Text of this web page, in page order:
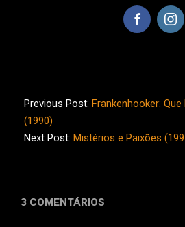
02-
14
Previous Post: Frankenhooker:
(1990)
Next Post: Mistérios e Paixões
3 COMENTÁRIOS